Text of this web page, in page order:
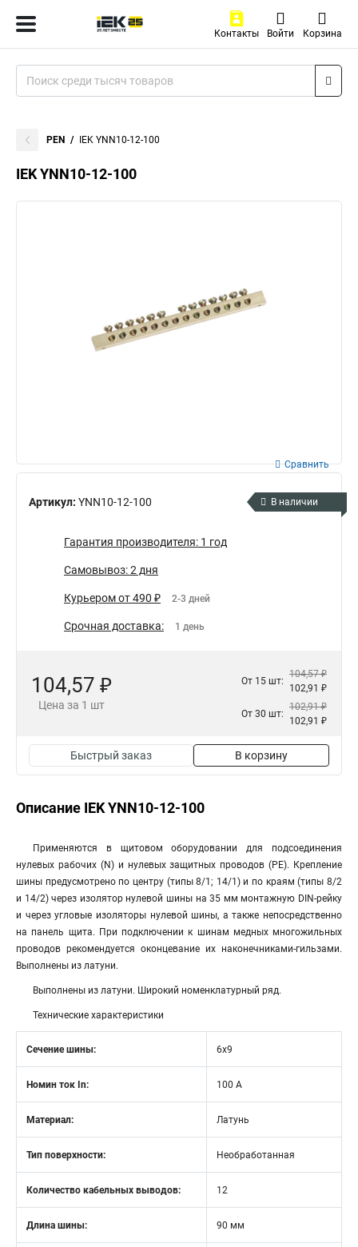
Контакты Войти Корзина
PEN IEK YNN10-12-100
IEK YNN10-12-100
Артикул: YNN10-12-100
Сравнить
В наличии
Гарантия производителя: 1 год
Самовывоз: 2 дня
Курьером от 490 ₽ 2-3 дней
Срочная доставка: 1 день
104,57 ₽
Цена за 1 шт
От 15 шт:
104,57 ₽
102,91 ₽
От 30 шт:
102,91 ₽
102,91 ₽
Быстрый заказ В корзину
Описание IEK YNN10-12-100
Применяются в щитовом оборудовании для подсоединения
нулевых рабочих (N) и нулевых защитных проводов (РЕ). Крепление
шины предусмотрено по центру (типы 8/1; 14/1) и по краям (типы 8/2
и 14/2) через изолятор нулевой шины на 35 мм монтажную DIN-рейку
и через угловые изоляторы нулевой шины, а также непосредственно
на панель щита. При подключении к шинам медных многожильных
проводов рекомендуется оконцевание их наконечниками-гильзами.
Выполнены из латуни.
Выполнены из латуни. Широкий номенклатурный ряд.
Технические характеристики
Сечение шины: 6х9
Номин ток In: 100 А
Материал: Латунь
Тип поверхности: Необработанная
Количество кабельных выводов: 12
Длина шины: 90 мм